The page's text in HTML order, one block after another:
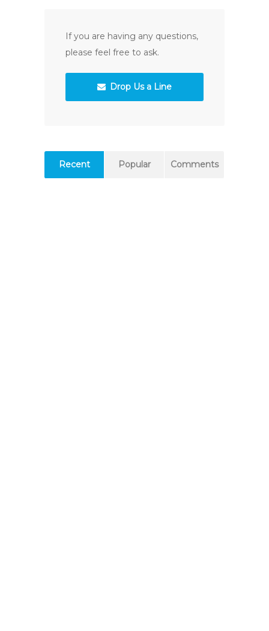
If you are having any questions,
please feel free to ask.
Drop Us a Line
Recent Popular Comments